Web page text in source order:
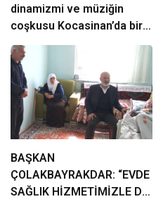
dinamizmi ve müziğin
coşkusu Kocasinan’da bir
araya geliyor!
BAŞKAN
ÇOLAKBAYRAKDAR: “EVDE
SAĞLIK HİZMETİMİZLE DE